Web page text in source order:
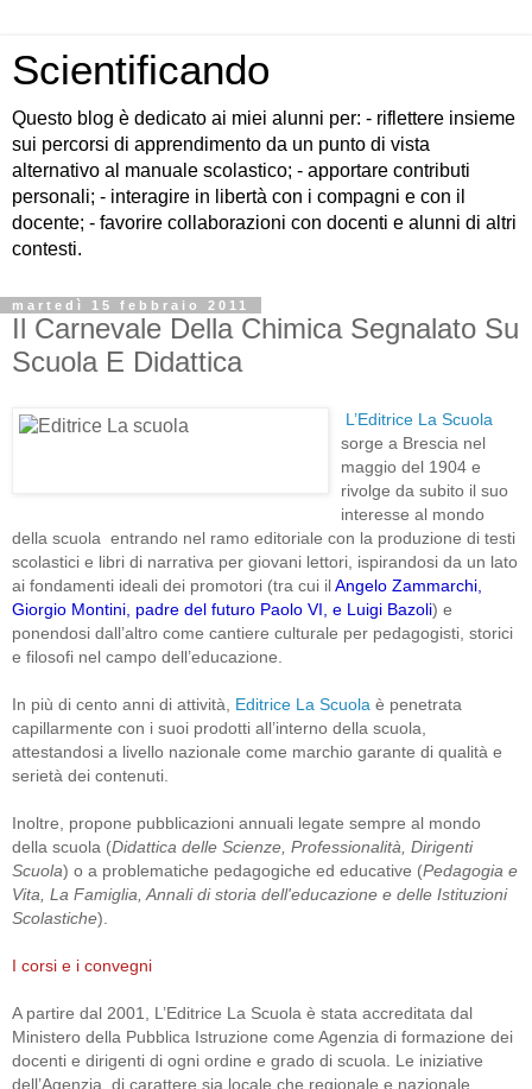
Scientificando
Questo blog è dedicato ai miei alunni per: - riflettere insieme
sui percorsi di apprendimento da un punto di vista
alternativo al manuale scolastico; - apportare contributi
personali; - interagire in libertà con i compagni e con il
docente; - favorire collaborazioni con docenti e alunni di altri
contesti.
martedì 15 febbraio 2011
Il Carnevale Della Chimica Segnalato Su
Scuola E Didattica
L’Editrice La Scuola
sorge a Brescia nel
maggio del 1904 e
rivolge da subito il suo
interesse al mondo
della scuola entrando nel ramo editoriale con la produzione di testi
scolastici e libri di narrativa per giovani lettori, ispirandosi da un lato
ai fondamenti ideali dei promotori (tra cui ilAngelo Zammarchi,
Giorgio Montini, padre del futuro Paolo VI, e Luigi Bazoli) e
ponendosi dall’altro come cantiere culturale per pedagogisti, storici
e filosofi nel campo dell’educazione.
In più di cento anni di attività, Editrice La Scuola è penetrata
capillarmente con i suoi prodotti all’interno della scuola,
attestandosi a livello nazionale come marchio garante di qualità e
serietà dei contenuti.
Inoltre, propone pubblicazioni annuali legate sempre al mondo
della scuola (Didattica delle Scienze, Professionalità, Dirigenti
Scuola) o a problematiche pedagogiche ed educative (Pedagogia e
Vita, La Famiglia, Annali di storia dell'educazione e delle Istituzioni
Scolastiche).
I corsi e i convegni
A partire dal 2001, L’Editrice La Scuola è stata accreditata dal
Ministero della Pubblica Istruzione come Agenzia di formazione dei
docenti e dirigenti di ogni ordine e grado di scuola. Le iniziative
dell’Agenzia, di carattere sia locale che regionale e nazionale,